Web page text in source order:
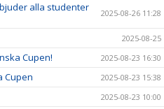
alla studenter
2025-08-26 11:28
2025-08-25
Cupen! 2025-08-23 16:30
Cupen 2025-08-23 15:38
2025-08-23 10:00